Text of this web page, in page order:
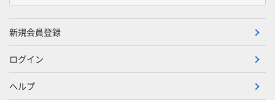
新規会員登録
ログイン
ヘルプ